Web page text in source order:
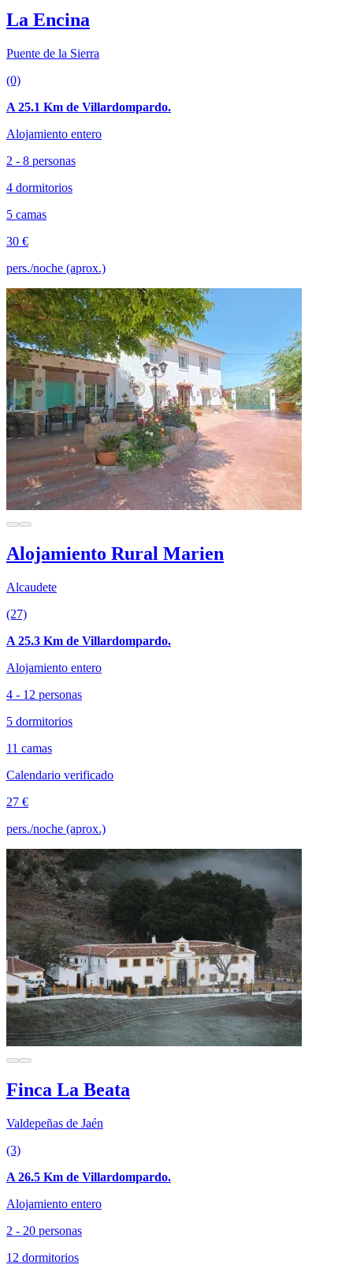
La Encina
Puente de la Sierra
(0)
A 25.1 Km de Villardompardo.
Alojamiento entero
2 - 8 personas
4 dormitorios
5 camas
30 €
pers./noche (aprox.)
Alojamiento Rural Marien
Alcaudete
(27)
A 25.3 Km de Villardompardo.
Alojamiento entero
4 - 12 personas
5 dormitorios
11 camas
Calendario verificado
27 €
pers./noche (aprox.)
Finca La Beata
Valdepeñas de Jaén
(3)
A 26.5 Km de Villardompardo.
Alojamiento entero
2 - 20 personas
12 dormitorios